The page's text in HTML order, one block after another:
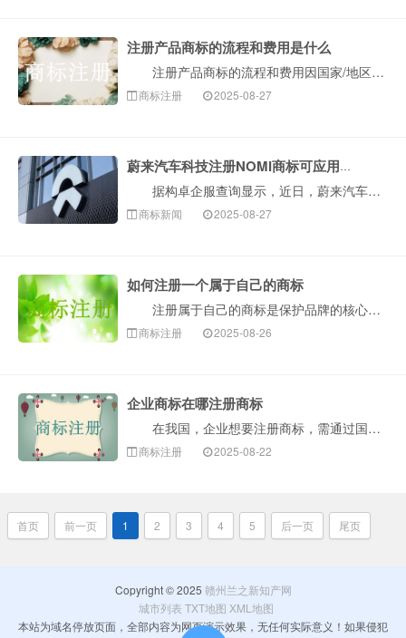
注册产品商标的流程和费用是什么
注册产品商标的流程和费用因国家/地区而异，以下是构卓企服介绍在我国内地（由国家知识产权局商标局负责）注册产品商标的通用流程和大致费用： 一、注册···
商标注册 2025-08-27
蔚来汽车科技注册NOMI商标可应用于人形机器人
据构卓企服查询显示，近日，蔚来汽车科技（安徽）有限公司再成功注册两枚“NOMI”商标，国际分类为科学仪器，已申请商品/服务包括：教学机器人；科学研···
商标新闻 2025-08-27
如何注册一个属于自己的商标
注册属于自己的商标是保护品牌的核心步骤，以下是构卓企服整理的详细操作指南，涵盖从准备到维护的全流程，帮助您高效完成注册： 一、注册前关键准备 ···
商标注册 2025-08-26
企业商标在哪注册商标
在我国，企业想要注册商标，需通过国家知识产权局商标局（原商标局）办理，以下是构卓企服介绍具体注册途径、流程及注意事项： 一、官方注册途径 1.···
商标注册 2025-08-22
首页 前一页 1 2 3 4 5 后一页 尾页
Copyright © 2025 赣州兰之新知产网
城市列表 TXT地图 XML地图
本站为域名停放页面，全部内容为网页演示效果，无任何实际意义！如果侵犯